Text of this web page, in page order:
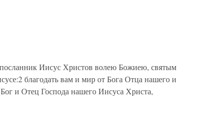
Иисус Христов волею Божиею, святым
благодать вам и мир от Бога Отца нашего и
и Отец Господа нашего Иисуса Христа,